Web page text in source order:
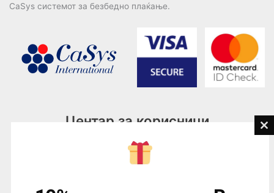
CaSys системот за безбедно плаќање.
Центар за корисници
076945497; 076945498
contact@loveguru.mk